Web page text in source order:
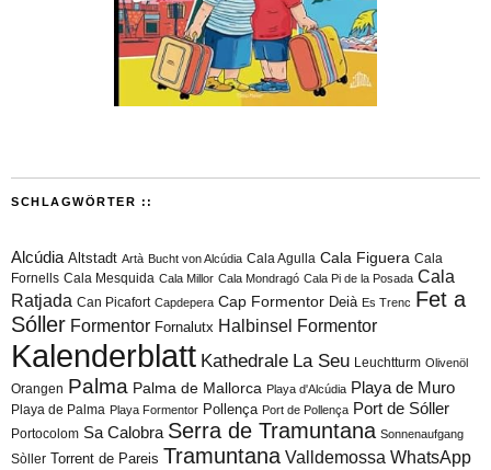
SCHLAGWÖRTER ::
Alcúdia Altstadt Artà Bucht von Alcúdia Cala Agulla Cala Figuera Cala
Fornells Cala Mesquida Cala Millor Cala Mondragó Cala Pi de la Posada Cala
Ratjada Can Picafort Capdepera Cap Formentor Deià Es Trenc Fet a
Sóller Formentor Fornalutx Halbinsel Formentor
Kalenderblatt Kathedrale La Seu Leuchtturm Olivenöl
Orangen Palma Palma de Mallorca Playa d'Alcúdia Playa de Muro
Playa de Palma Playa Formentor Pollença Port de Pollença Port de Sóller
Portocolom Sa Calobra Serra de Tramuntana Sonnenaufgang
Sòller Torrent de Pareis Tramuntana Valldemossa WhatsApp